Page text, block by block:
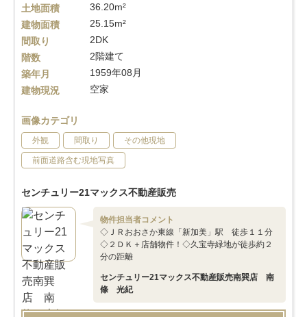
土地面積
36.20m²
建物面積
25.15m²
間取り
2DK
階数
2階建て
築年月
1959年08月
建物現況
空家
画像カテゴリ
外観 間取り その他現地
前面道路含む現地写真
センチュリー21マックス不動産販売
物件担当者コメント
◇ＪＲおおさか東線「新加美」駅 徒歩１１分
◇２ＤＫ＋店舗物件！◇久宝寺緑地が徒歩約２
分の距離
センチュリー21マックス不動産販売南巽店 南
條 光紀